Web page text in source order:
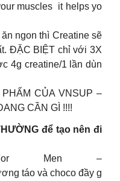
muscles it helps yo
ngon thì Creatine sẽ
ĐẶC BIỆT chỉ với 3X
4g creatine/1 lần dùn
CỦA VNSUP –
CẦN GÌ !!!!
để tạo nên đi
For Men –
táo và choco đầy g